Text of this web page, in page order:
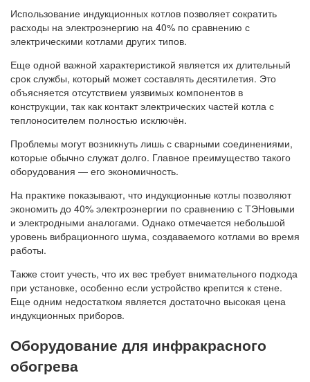
Использование индукционных котлов позволяет сократить
расходы на электроэнергию на 40% по сравнению с
электрическими котлами других типов.
Еще одной важной характеристикой является их длительный
срок службы, который может составлять десятилетия. Это
объясняется отсутствием уязвимых компонентов в
конструкции, так как контакт электрических частей котла с
теплоносителем полностью исключён.
Проблемы могут возникнуть лишь с сварными соединениями,
которые обычно служат долго. Главное преимущество такого
оборудования — его экономичность.
На практике показывают, что индукционные котлы позволяют
экономить до 40% электроэнергии по сравнению с ТЭНовыми
и электродными аналогами. Однако отмечается небольшой
уровень вибрационного шума, создаваемого котлами во время
работы.
Также стоит учесть, что их вес требует внимательного подхода
при установке, особенно если устройство крепится к стене.
Еще одним недостатком является достаточно высокая цена
индукционных приборов.
Оборудование для инфракрасного
обогрева